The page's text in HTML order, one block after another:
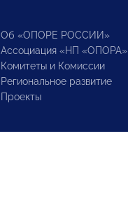
Об «ОПОРЕ РОССИИ»
Ассоциация «НП «ОПОРА»
Комитеты и Комиссии
Региональное развитие
Проекты